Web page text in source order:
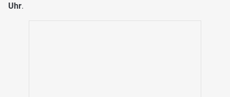
Uhr.